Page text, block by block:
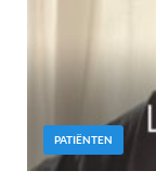
PATIËNTEN